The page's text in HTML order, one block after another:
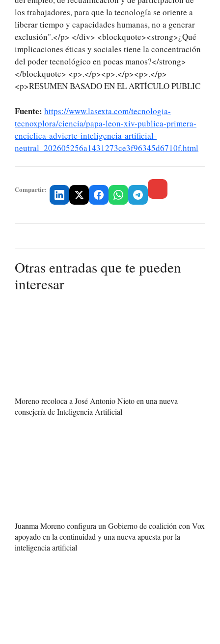
los trabajadores, para que la tecnología se oriente a
liberar tiempo y capacidades humanas, no a generar
exclusión".</p> </div> <blockquote><strong>¿Qué
implicaciones éticas y sociales tiene la concentración
del poder tecnológico en pocas manos?</strong>
</blockquote> <p>.</p><p>.</p><p>.</p>
<p>RESUMEN BASADO EN EL ARTÍCULO PUBLIC
Fuente: https://www.lasexta.com/tecnologia-
tecnoxplora/ciencia/papa-leon-xiv-publica-primera-
enciclica-advierte-inteligencia-artificial-
neutral_202605256a1431273ce3f96345d6710f.html
Compartir:
Otras entradas que te pueden
interesar
Moreno recoloca a José Antonio Nieto en una nueva
consejería de Inteligencia Artificial
Juanma Moreno configura un Gobierno de coalición con Vox
apoyado en la continuidad y una nueva apuesta por la
inteligencia artificial